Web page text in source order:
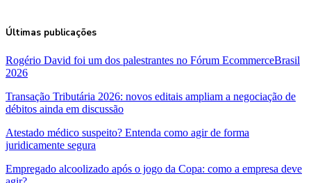
Últimas publicações
Rogério David foi um dos palestrantes no Fórum EcommerceBrasil
2026
Transação Tributária 2026: novos editais ampliam a negociação de
débitos ainda em discussão
Atestado médico suspeito? Entenda como agir de forma
juridicamente segura
Empregado alcoolizado após o jogo da Copa: como a empresa deve